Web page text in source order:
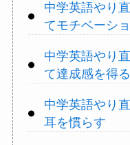
中学英語やり
てモチベーシ
中学英語やり
て達成感を得る
中学英語やり
耳を慣らす